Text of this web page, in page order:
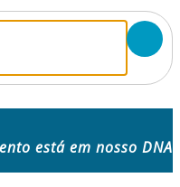
está em nosso DNA